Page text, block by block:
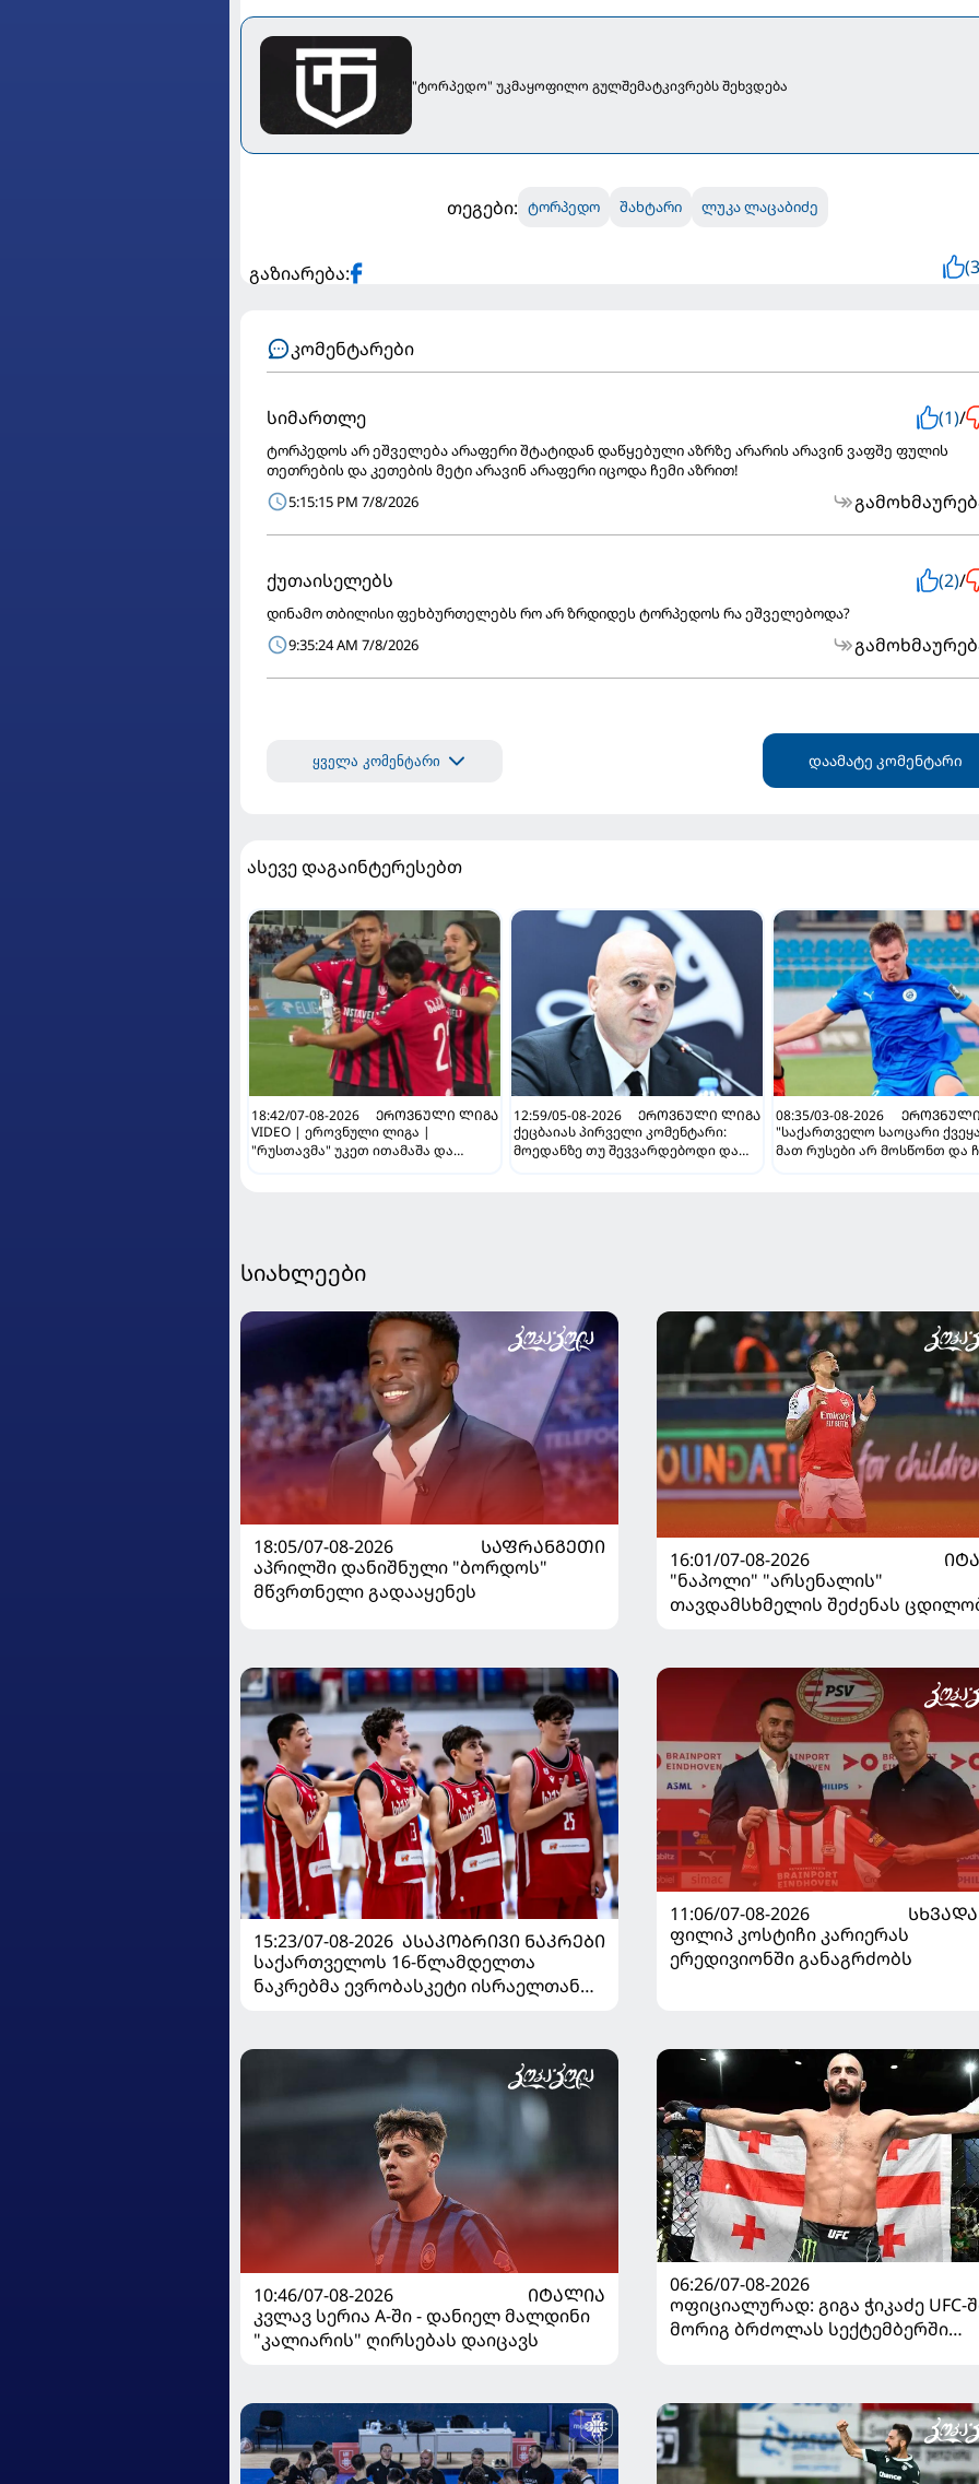
"ტორპედო" უკმაყოფილო გულშემატკივრებს შეხვდება
თეგები: ტორპედო შახტარი ლუკა ლაცაბიძე
გაზიარება:
კომენტარები
სიმართლე (1)/
ტორპედოს არ ეშველება არაფერი შტატიდან დაწყებული აზრზე არარის არავინ ვაფშე ფულის
თეთრების და კეთების მეტი არავინ არაფერი იცოდა ჩემი აზრით!
5:15:15 PM 7/8/2026
ქუთაისელებს (2)/
დინამო თბილისი ფეხბურთელებს რო არ ზრდიდეს ტორპედოს რა ეშველებოდა?
9:35:24 AM 7/8/2026
ყველა კომენტარი დაამატე კომენტარი
ასევე დაგაინტერესებთ
18:42/07-08-2026
ᲔᲠᲝᲕᲜᲣᲚᲘ ᲚᲘᲒᲐ
VIDEO | ეროვნული ლიგა |
"რუსთავმა" უკეთ ითამაშა და
12:59/05-08-2026
ᲔᲠᲝᲕᲜᲣᲚᲘ ᲚᲘᲒᲐ
ქეცბაიას პირველი კომენტარი:
მოედანზე თუ შევვარდებოდი და
08:35/03-08-2026
"საქართველო საოცარი
მათ რუსები არ მოსწონთ და
სიახლეები
18:05/07-08-2026
ᲡᲐᲤᲠᲐᲜᲒᲔᲗᲘ
აპრილში დანიშნული "ბორდოს"
მწვრთნელი გადააყენეს
16:01/07-08-2026
"ნაპოლი" "არსენალის"
თავდამსხმელის შეძენას
15:23/07-08-2026 ᲐᲡᲐᲙᲝᲑᲠᲘᲕᲘ ᲜᲐᲙᲠᲔᲑᲘ
საქართველოს 16-წლამდელთა
ნაკრებმა ევრობასკეტი ისრაელთან
11:06/07-08-2026
ფილიპ კოსტიჩი კარიერას
ერედივიონში განაგრძობს
10:46/07-08-2026
ᲘᲢᲐᲚᲘᲐ
კვლავ სერია A-ში - დანიელ მალდინი
"კალიარის" ღირსებას დაიცავს
06:26/07-08-2026
ოფიციალურად: გიგა ჭიკაძე UFC-
მორიგ ბრძოლას სექტემბერში